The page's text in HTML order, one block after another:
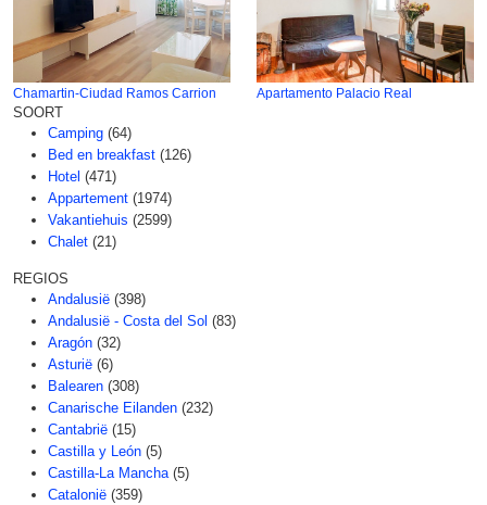
Chamartin-Ciudad Ramos Carrion Apartamento Palacio Real
SOORT
Camping (64)
Bed en breakfast (126)
Hotel (471)
Appartement (1974)
Vakantiehuis (2599)
Chalet (21)
REGIOS
Andalusië (398)
Andalusië - Costa del Sol (83)
Aragón (32)
Asturië (6)
Balearen (308)
Canarische Eilanden (232)
Cantabrië (15)
Castilla y León (5)
Castilla-La Mancha (5)
Catalonië (359)